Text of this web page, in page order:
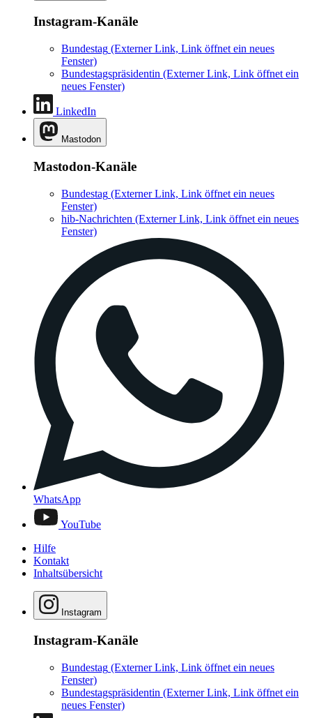
Instagram-Kanäle
Bundestag (Externer Link, Link öffnet ein neues
Fenster)
Bundestagspräsidentin (Externer Link, Link öffnet ein
neues Fenster)
LinkedIn
Mastodon
Mastodon-Kanäle
Bundestag (Externer Link, Link öffnet ein neues
Fenster)
hib-Nachrichten (Externer Link, Link öffnet ein neues
Fenster)
WhatsApp
YouTube
Hilfe
Kontakt
Inhaltsübersicht
Instagram
Instagram-Kanäle
Bundestag (Externer Link, Link öffnet ein neues
Fenster)
Bundestagspräsidentin (Externer Link, Link öffnet ein
neues Fenster)